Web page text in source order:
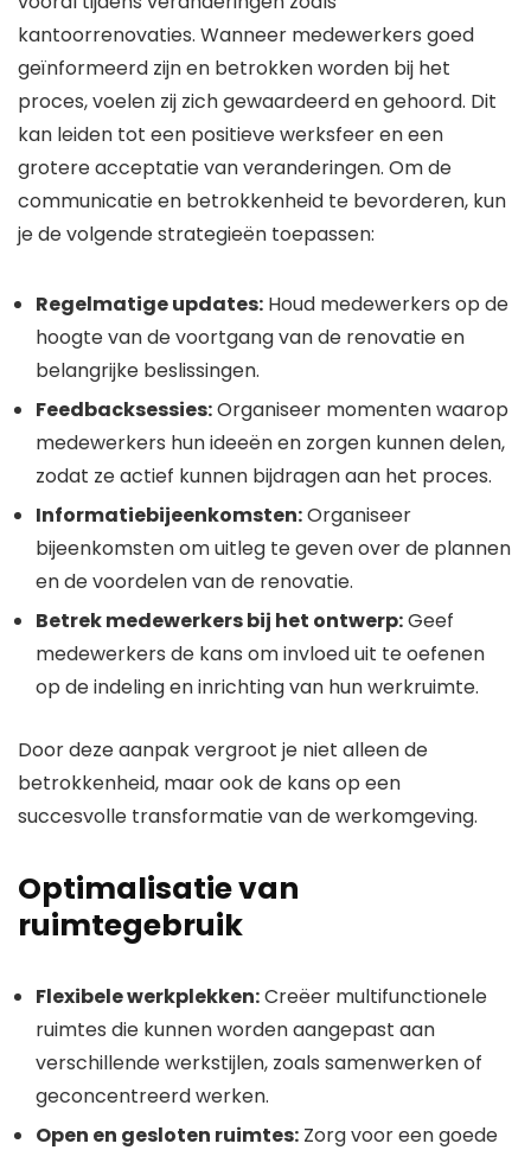
kantoorrenovaties. Wanneer medewerkers goed
geïnformeerd zijn en betrokken worden bij het
proces, voelen zij zich gewaardeerd en gehoord. Dit
kan leiden tot een positieve werksfeer en een
grotere acceptatie van veranderingen. Om de
communicatie en betrokkenheid te bevorderen, kun
je de volgende strategieën toepassen:
Regelmatige updates: Houd medewerkers op de
hoogte van de voortgang van de renovatie en
belangrijke beslissingen.
Feedbacksessies:Organiseer momenten waarop
medewerkers hun ideeën en zorgen kunnen delen,
zodat ze actief kunnen bijdragen aan het proces.
Informatiebijeenkomsten:Organiseer
bijeenkomsten om uitleg te geven over de plannen
en de voordelen van de renovatie.
Betrek medewerkers bij het ontwerp:Geef
medewerkers de kans om invloed uit te oefenen
op de indeling en inrichting van hun werkruimte.
Door deze aanpak vergroot je niet alleen de
betrokkenheid, maar ook de kans op een
succesvolle transformatie van de werkomgeving.
Optimalisatie van
ruimtegebruik
Flexibele werkplekken:Creëer multifunctionele
ruimtes die kunnen worden aangepast aan
verschillende werkstijlen, zoals samenwerken of
geconcentreerd werken.
Open en gesloten ruimtes: Zorg voor een goede